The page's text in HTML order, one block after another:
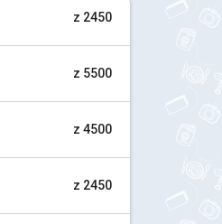
z 2450
z 5500
z 4500
z 2450